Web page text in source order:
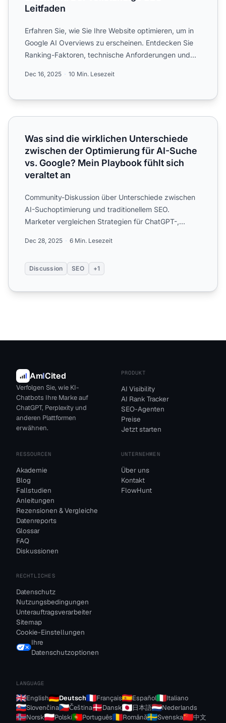
Leitfaden
Erfahren Sie, wie Sie Ihre Website optimieren, um in
Google AI Overviews zu erscheinen. Entdecken Sie
Ranking-Faktoren, technische Anforderungen und
Dec 16, 2025 10 Min. Lesezeit
Was sind die wirklichen Unterschiede zwischen der
Was sind die wirklichen Unterschiede
zwischen der Optimierung für AI-Suche
vs. Google? Mein Playbook fühlt sich
veraltet an
Community-Diskussion über Unterschiede zwischen
AI-Suchoptimierung und traditionellem SEO.
Marketer vergleichen Strategien für ChatGPT-,
Dec 28, 2025 6 Min. Lesezeit
Discussion SEO +1
AmICited
Verfolgen Sie, wie KI-
Chatbots Ihre Marke auf
ChatGPT, Perplexity und
anderen Plattformen
erwähnen.
PRODUKT
AI Visibility
AI Rank Tracker
SEO-Agenten
Preise
Jetzt starten
RESSOURCEN
Akademie
Blog
Fallstudien
Anleitungen
Rezensionen & Vergleiche
Datenreports
Glossar
FAQ
Diskussionen
UNTERNEHMEN
Über uns
Kontakt
FlowHunt
RECHTLICHES
Datenschutz
Nutzungsbedingungen
Unterauftragsverarbeiter
Sitemap
Cookie-Einstellungen
Ihre
Datenschutzoptionen
LANGUAGE
English Deutsch Français Español
Italiano
Slovenčina
Čeština Dansk 日本語
Nederlands
Norsk
Polski Português Română Svenska 中文